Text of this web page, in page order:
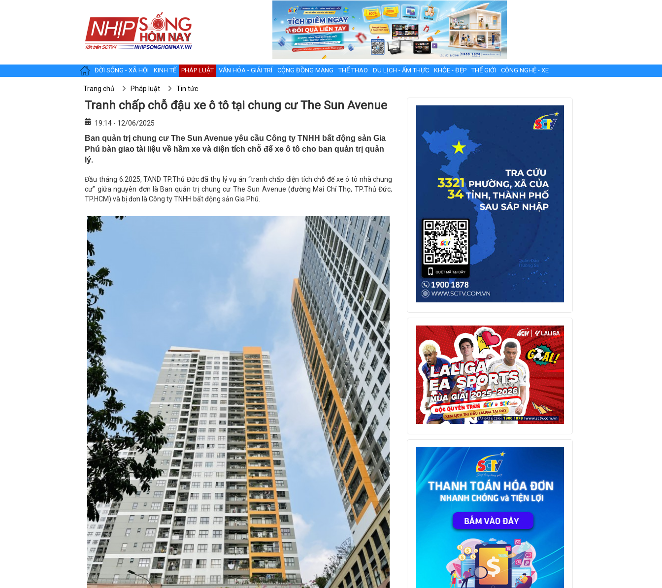
ĐỜI SỐNG - XÃ HỘI KINH TẾ PHÁP LUẬT VĂN HÓA - GIẢI TRÍ CỘNG ĐỒNG MẠNG THỂ THAO DU LỊCH - ẨM THỰC KHỎE - ĐẸP THẾ GIỚI CÔNG NGHỆ - XE
Trang chủ Pháp luật Tin tức
Tranh chấp chỗ đậu xe ô tô tại chung cư The Sun Avenue
19:14 - 12/06/2025
Ban quản trị chung cư The Sun Avenue yêu cầu Công ty TNHH bất động sản Gia
Phú bàn giao tài liệu về hầm xe và diện tích chỗ để xe ô tô cho ban quản trị quản
lý.
Đầu tháng 6.2025, TAND TP.Thủ Đức đã thụ lý vụ án “tranh chấp diện tích chỗ để xe ô tô nhà chung
cư” giữa nguyên đơn là Ban quản trị chung cư The Sun Avenue (đường Mai Chí Thọ, TP.Thủ Đức,
TP.HCM) và bị đơn là Công ty TNHH bất động sản Gia Phú.